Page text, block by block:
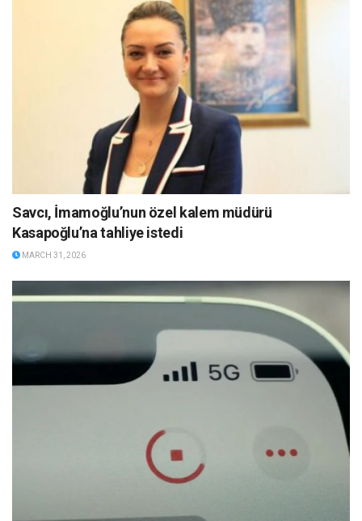
Savcı, İmamoğlu’nun özel kalem müdürü
Kasapoğlu’na tahliye istedi
MARCH 31, 2026